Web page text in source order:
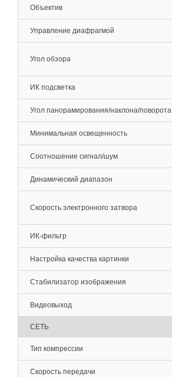
Объектив
Управление диафрагмой
Угол обзора
ИК подсветка
Угол панорамирования/наклона/поворота
Минимальная освещенность
Соотношение сигнал/шум
Динамический диапазон
Скорость электронного затвора
ИК-фильтр
Настройка качества картинки
Стабилизатор изображения
Видеовыход
СЕТЬ
Тип компрессии
Скорость передачи